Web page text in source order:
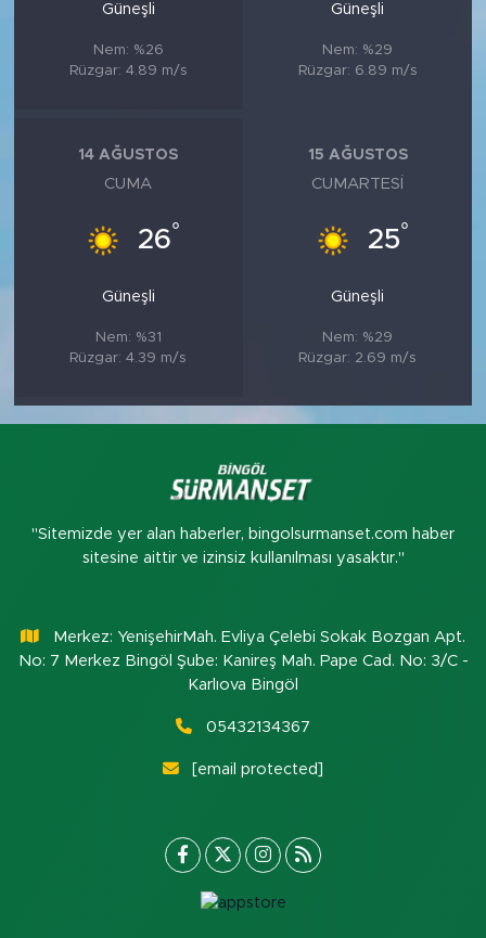
Güneşli
Nem: %26
Rüzgar: 4.89 m/s
Güneşli
Nem: %29
Rüzgar: 6.89 m/s
14 AĞUSTOS
CUMA
26°
Güneşli
Nem: %31
Rüzgar: 4.39 m/s
15 AĞUSTOS
CUMARTESI
25°
Güneşli
Nem: %29
Rüzgar: 2.69 m/s
"Sitemizde yer alan haberler, bingolsurmanset.com haber
sitesine aittir ve izinsiz kullanılması yasaktır."
Merkez: YenişehirMah. Evliya Çelebi Sokak Bozgan Apt.
No: 7 Merkez Bingöl Şube: Kanireş Mah. Pape Cad. No: 3/C -
Karlıova Bingöl
05432134367
[email protected]